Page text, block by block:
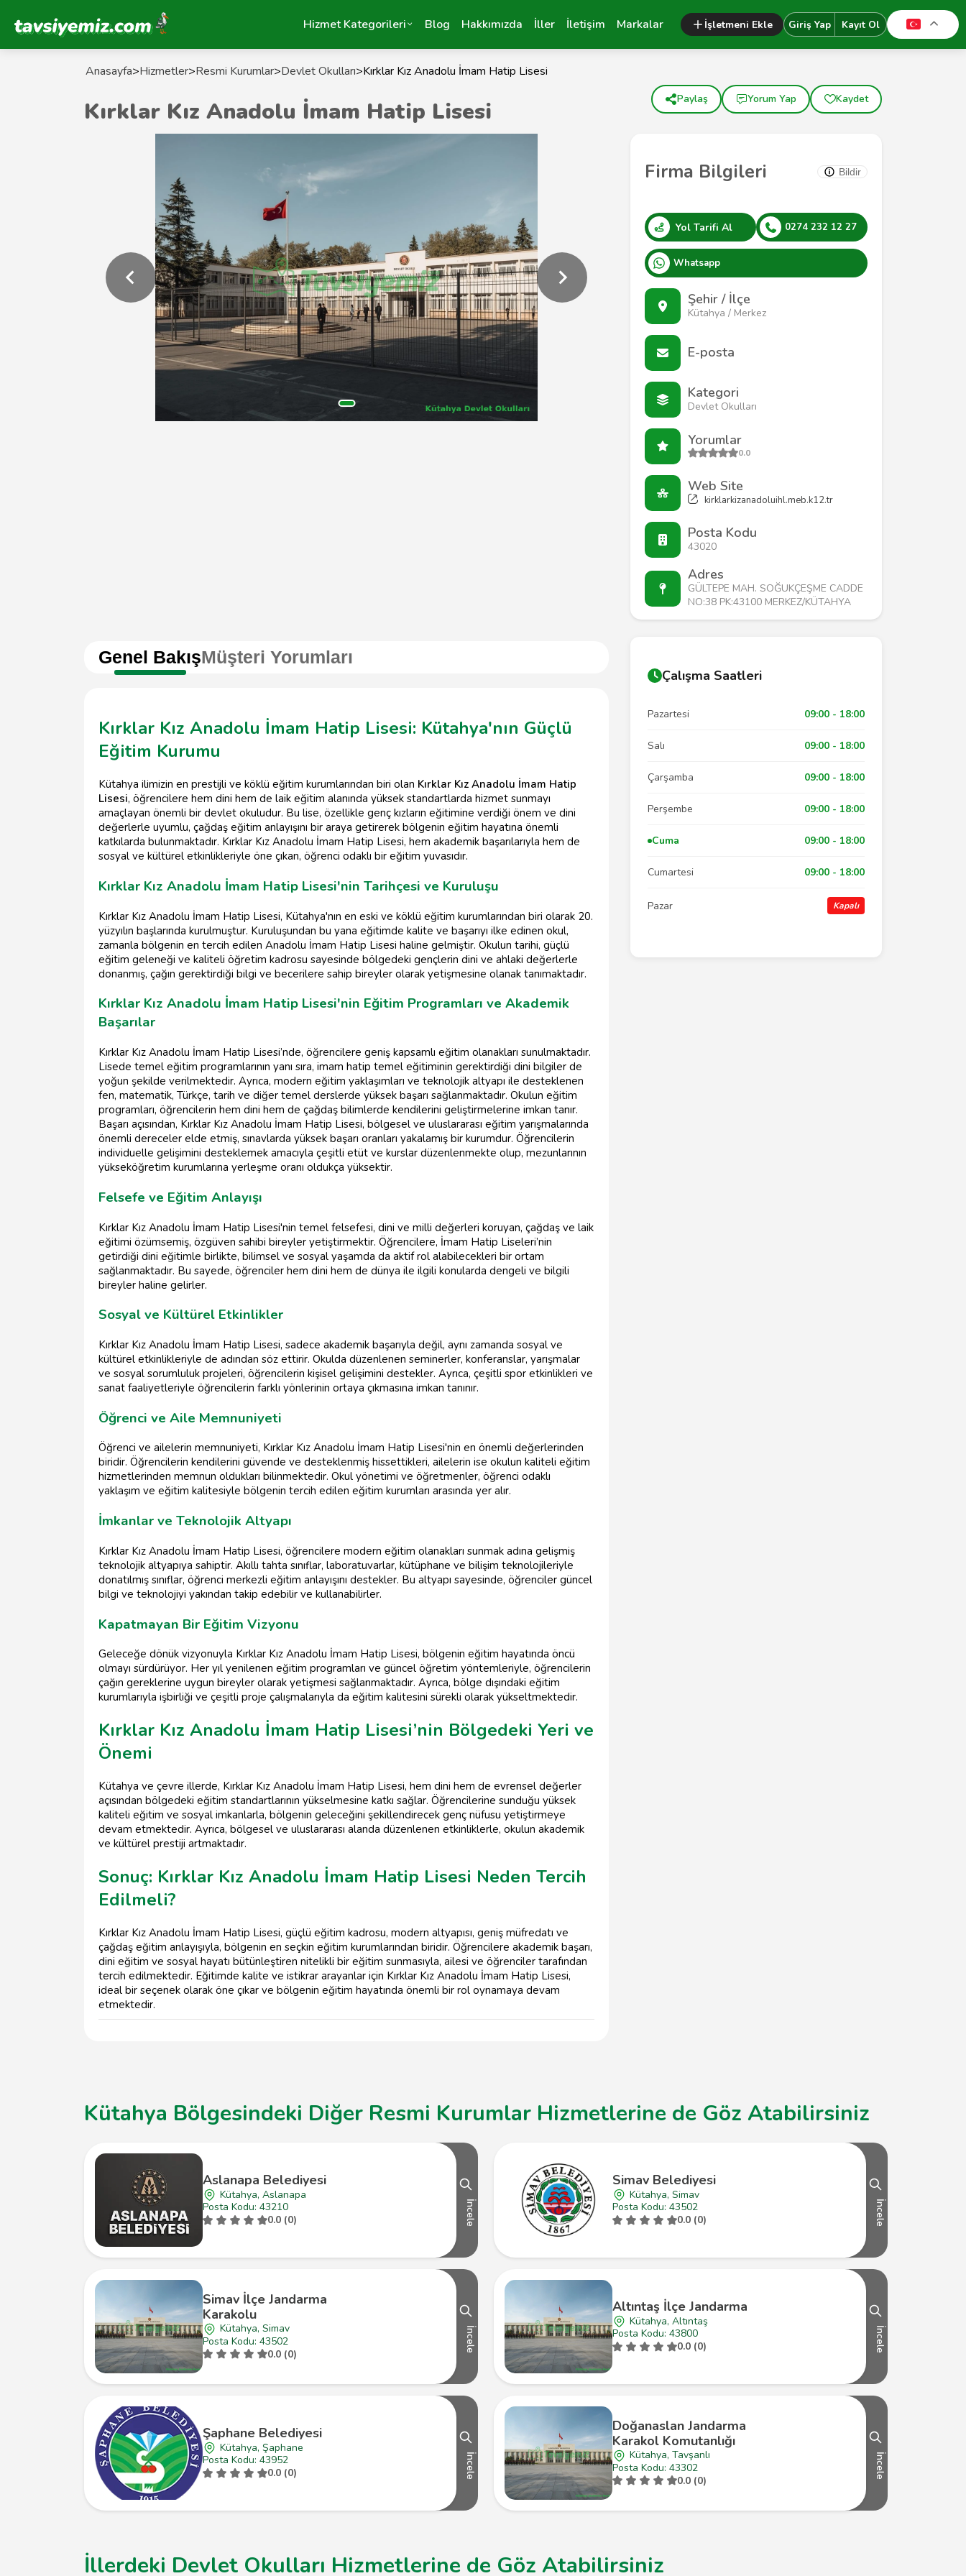
Tavsiyemiz Anasayfa Hizmet Kategorileri Blog Hakkımızda İller İletişim Markalar İşletmeni Ekle Giriş Yap Kayıt Ol
Anasayfa>Hizmetler>Resmi Kurumlar>Devlet Okulları>Kırklar Kız Anadolu İmam Hatip Lisesi
Firma Bilgileri Bildir
Yol Tarifi Al 0274 232 12 27
Whatsapp
Şehir / İlçe
Kütahya / Merkez
E-posta
Kategori
Devlet Okulları
Yorumlar
0.0
Web Site
kirklarkizanadoluihl.meb.k12.tr
Posta Kodu
43020
Adres
GÜLTEPE MAH. SOĞUKÇEŞME CADDE
NO:38 PK:43100 MERKEZ/KÜTAHYA
Kırklar Kız Anadolu İmam Hatip Lisesi Paylaş Yorum Yap Kaydet
Genel BakışMüşteri Yorumları
Kırklar Kız Anadolu İmam Hatip Lisesi: Kütahya'nın Güçlü
Eğitim Kurumu
Kütahya ilimizin en prestijli ve köklü eğitim kurumlarından biri olan Kırklar Kız Anadolu İmam Hatip
Lisesi, öğrencilere hem dini hem de laik eğitim alanında yüksek standartlarda hizmet sunmayı
amaçlayan önemli bir devlet okuludur. Bu lise, özellikle genç kızların eğitimine verdiği önem ve dini
değerlerle uyumlu, çağdaş eğitim anlayışını bir araya getirerek bölgenin eğitim hayatına önemli
katkılarda bulunmaktadır. Kırklar Kız Anadolu İmam Hatip Lisesi, hem akademik başarılarıyla hem de
sosyal ve kültürel etkinlikleriyle öne çıkan, öğrenci odaklı bir eğitim yuvasıdır.
Kırklar Kız Anadolu İmam Hatip Lisesi'nin Tarihçesi ve Kuruluşu
Kırklar Kız Anadolu İmam Hatip Lisesi, Kütahya'nın en eski ve köklü eğitim kurumlarından biri olarak 20.
yüzyılın başlarında kurulmuştur. Kuruluşundan bu yana eğitimde kalite ve başarıyı ilke edinen okul,
zamanla bölgenin en tercih edilen Anadolu İmam Hatip Lisesi haline gelmiştir. Okulun tarihi, güçlü
eğitim geleneği ve kaliteli öğretim kadrosu sayesinde bölgedeki gençlerin dini ve ahlaki değerlerle
donanmış, çağın gerektirdiği bilgi ve becerilere sahip bireyler olarak yetişmesine olanak tanımaktadır.
Kırklar Kız Anadolu İmam Hatip Lisesi'nin Eğitim Programları ve Akademik
Başarılar
Kırklar Kız Anadolu İmam Hatip Lisesi’nde, öğrencilere geniş kapsamlı eğitim olanakları sunulmaktadır.
Lisede temel eğitim programlarının yanı sıra, imam hatip temel eğitiminin gerektirdiği dini bilgiler de
yoğun şekilde verilmektedir. Ayrıca, modern eğitim yaklaşımları ve teknolojik altyapı ile desteklenen
fen, matematik, Türkçe, tarih ve diğer temel derslerde yüksek başarı sağlanmaktadır. Okulun eğitim
programları, öğrencilerin hem dini hem de çağdaş bilimlerde kendilerini geliştirmelerine imkan tanır.
Başarı açısından, Kırklar Kız Anadolu İmam Hatip Lisesi, bölgesel ve uluslararası eğitim yarışmalarında
önemli dereceler elde etmiş, sınavlarda yüksek başarı oranları yakalamış bir kurumdur. Öğrencilerin
individuelle gelişimini desteklemek amacıyla çeşitli etüt ve kurslar düzenlenmekte olup, mezunlarının
yükseköğretim kurumlarına yerleşme oranı oldukça yüksektir.
Felsefe ve Eğitim Anlayışı
Kırklar Kız Anadolu İmam Hatip Lisesi'nin temel felsefesi, dini ve milli değerleri koruyan, çağdaş ve laik
eğitimi özümsemiş, özgüven sahibi bireyler yetiştirmektir. Öğrencilere, İmam Hatip Liseleri’nin
getirdiği dini eğitimle birlikte, bilimsel ve sosyal yaşamda da aktif rol alabilecekleri bir ortam
sağlanmaktadır. Bu sayede, öğrenciler hem dini hem de dünya ile ilgili konularda dengeli ve bilgili
bireyler haline gelirler.
Sosyal ve Kültürel Etkinlikler
Kırklar Kız Anadolu İmam Hatip Lisesi, sadece akademik başarıyla değil, aynı zamanda sosyal ve
kültürel etkinlikleriyle de adından söz ettirir. Okulda düzenlenen seminerler, konferanslar, yarışmalar
ve sosyal sorumluluk projeleri, öğrencilerin kişisel gelişimini destekler. Ayrıca, çeşitli spor etkinlikleri ve
sanat faaliyetleriyle öğrencilerin farklı yönlerinin ortaya çıkmasına imkan tanınır.
Öğrenci ve Aile Memnuniyeti
Öğrenci ve ailelerin memnuniyeti, Kırklar Kız Anadolu İmam Hatip Lisesi'nin en önemli değerlerinden
biridir. Öğrencilerin kendilerini güvende ve desteklenmiş hissettikleri, ailelerin ise okulun kaliteli eğitim
hizmetlerinden memnun oldukları bilinmektedir. Okul yönetimi ve öğretmenler, öğrenci odaklı
yaklaşım ve eğitim kalitesiyle bölgenin tercih edilen eğitim kurumları arasında yer alır.
İmkanlar ve Teknolojik Altyapı
Kırklar Kız Anadolu İmam Hatip Lisesi, öğrencilere modern eğitim olanakları sunmak adına gelişmiş
teknolojik altyapıya sahiptir. Akıllı tahta sınıflar, laboratuvarlar, kütüphane ve bilişim teknolojileriyle
donatılmış sınıflar, öğrenci merkezli eğitim anlayışını destekler. Bu altyapı sayesinde, öğrenciler güncel
bilgi ve teknolojiyi yakından takip edebilir ve kullanabilirler.
Kapatmayan Bir Eğitim Vizyonu
Geleceğe dönük vizyonuyla Kırklar Kız Anadolu İmam Hatip Lisesi, bölgenin eğitim hayatında öncü
olmayı sürdürüyor. Her yıl yenilenen eğitim programları ve güncel öğretim yöntemleriyle, öğrencilerin
çağın gereklerine uygun bireyler olarak yetişmesi sağlanmaktadır. Ayrıca, bölge dışındaki eğitim
kurumlarıyla işbirliği ve çeşitli proje çalışmalarıyla da eğitim kalitesini sürekli olarak yükseltmektedir.
Kırklar Kız Anadolu İmam Hatip Lisesi’nin Bölgedeki Yeri ve
Önemi
Kütahya ve çevre illerde, Kırklar Kız Anadolu İmam Hatip Lisesi, hem dini hem de evrensel değerler
açısından bölgedeki eğitim standartlarının yükselmesine katkı sağlar. Öğrencilerine sunduğu yüksek
kaliteli eğitim ve sosyal imkanlarla, bölgenin geleceğini şekillendirecek genç nüfusu yetiştirmeye
devam etmektedir. Ayrıca, bölgesel ve uluslararası alanda düzenlenen etkinliklerle, okulun akademik
ve kültürel prestiji artmaktadır.
Sonuç: Kırklar Kız Anadolu İmam Hatip Lisesi Neden Tercih
Edilmeli?
Kırklar Kız Anadolu İmam Hatip Lisesi, güçlü eğitim kadrosu, modern altyapısı, geniş müfredatı ve
çağdaş eğitim anlayışıyla, bölgenin en seçkin eğitim kurumlarından biridir. Öğrencilere akademik başarı,
dini eğitim ve sosyal hayatı bütünleştiren nitelikli bir eğitim sunmasıyla, ailesi ve öğrenciler tarafından
tercih edilmektedir. Eğitimde kalite ve istikrar arayanlar için Kırklar Kız Anadolu İmam Hatip Lisesi,
ideal bir seçenek olarak öne çıkar ve bölgenin eğitim hayatında önemli bir rol oynamaya devam
etmektedir.
Çalışma Saatleri
Pazartesi 09:00 - 18:00
Salı 09:00 - 18:00
Çarşamba 09:00 - 18:00
Perşembe 09:00 - 18:00
Cuma 09:00 - 18:00
Cumartesi 09:00 - 18:00
Pazar Kapalı
Kütahya Bölgesindeki Diğer Resmi Kurumlar Hizmetlerine de Göz Atabilirsiniz
Aslanapa Belediyesi
Kütahya, Aslanapa
Posta Kodu: 43210
0.0 (0)
İncele
Simav Belediyesi
Kütahya, Simav
Posta Kodu: 43502
0.0 (0)
İncele
Simav İlçe Jandarma
Karakolu
Kütahya, Simav
Posta Kodu: 43502
0.0 (0)
İncele
Altıntaş İlçe Jandarma
Kütahya, Altıntaş
Posta Kodu: 43800
0.0 (0)
İncele
Şaphane Belediyesi
Kütahya, Şaphane
Posta Kodu: 43952
0.0 (0)
İncele
Doğanaslan Jandarma
Karakol Komutanlığı
Kütahya, Tavşanlı
Posta Kodu: 43302
0.0 (0)
İncele
İllerdeki Devlet Okulları Hizmetlerine de Göz Atabilirsiniz